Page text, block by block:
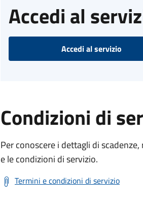
Accedi al
Accedi al servizio
Condizioni di
Per conoscere i dettagli di
e le condizioni di servizio.
Termini e condizioni di servizio